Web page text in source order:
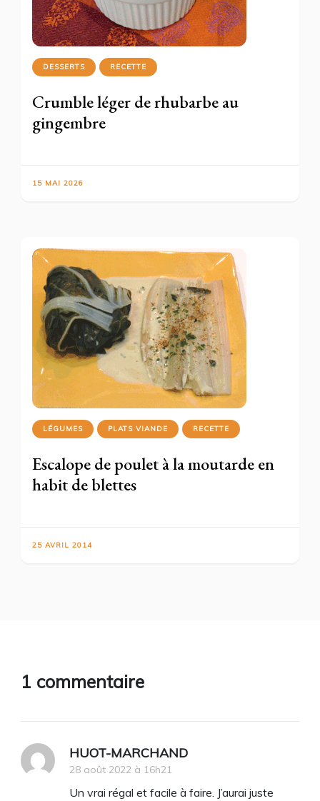
DESSERTS RECETTE
Crumble léger de rhubarbe au
gingembre
15 MAI 2026
LÉGUMES PLATS VIANDE RECETTE
Escalope de poulet à la moutarde en
habit de blettes
25 AVRIL 2014
1 commentaire
HUOT-MARCHAND
28 août 2022 à 16h21
Un vrai régal et facile à faire. J’aurai juste